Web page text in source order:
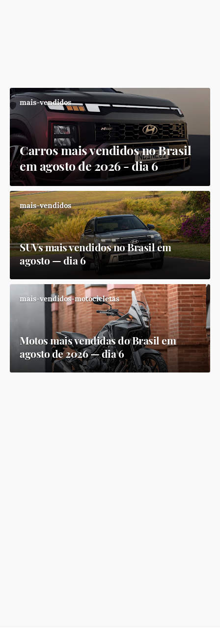
mais-vendidos
Carros mais vendidos no Brasil
em agosto de 2026 - dia 6
mais-vendidos
SUVs mais vendidos no Brasil em
agosto — dia 6
mais-vendidos-motocicletas
Motos mais vendidas do Brasil em
agosto de 2026 — dia 6